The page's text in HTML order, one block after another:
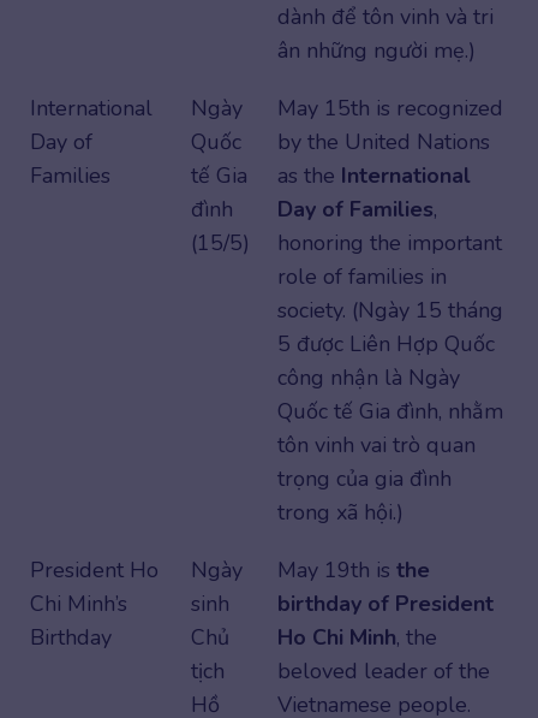
dành để tôn vinh và tri
ân những người mẹ.)
International
Day of
Families
Ngày
Quốc
tế Gia
đình
(15/5)
May 15th is recognized
by the United Nations
as the International
Day of Families,
honoring the important
role of families in
society. (Ngày 15 tháng
5 được Liên Hợp Quốc
công nhận là Ngày
Quốc tế Gia đình, nhằm
tôn vinh vai trò quan
trọng của gia đình
trong xã hội.)
President Ho
Chi Minh’s
Birthday
Ngày
sinh
Chủ
tịch
Hồ
May 19th is the
birthday of President
Ho Chi Minh, the
beloved leader of the
Vietnamese people.